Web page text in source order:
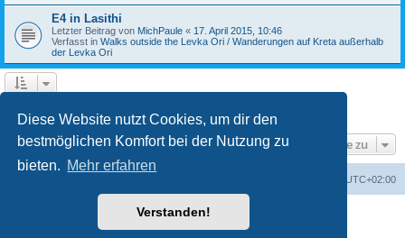
Diese Website nutzt Cookies, um dir den
bestmöglichen Komfort bei der Nutzung zu
bieten. Mehr erfahren
Verstanden!
E4 in Lasithi
Letzter Beitrag von MichPaule « 17. April 2015, 10:46
Verfasst in Walks outside the Levka Ori / Wanderungen auf Kreta außerhalb
der Levka Ori
Gehe zu
UTC+02:00
Powered byphpBB® Forum Software © phpBB Limited
phpBB.de